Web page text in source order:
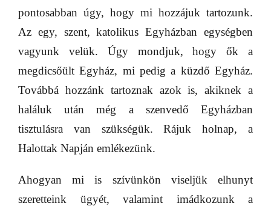
pontosabban úgy, hogy mi hozzájuk tartozunk.
Az egy, szent, katolikus Egyházban egységben
vagyunk velük. Úgy mondjuk, hogy ők a
megdicsőült Egyház, mi pedig a küzdő Egyház.
Továbbá hozzánk tartoznak azok is, akiknek a
haláluk után még a szenvedő Egyházban
tisztulásra van szükségük. Rájuk holnap, a
Halottak Napján emlékezünk.
Ahogyan mi is szívünkön viseljük elhunyt
szeretteink ügyét, valamint imádkozunk a